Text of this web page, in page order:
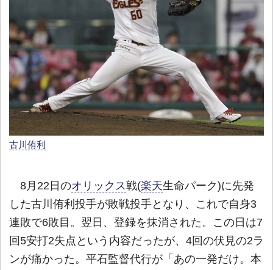
古川侑利
8月22日のオリックス戦(楽天生命パーク)に先発
した古川侑利投手が敗戦投手となり、これで自身3
連敗で6敗目。翌日、登録を抹消された。この日は7
回5安打2失点という内容だったが、4回の伏見の2ラ
ンが痛かった。平石監督代行が「あの一発だけ。本